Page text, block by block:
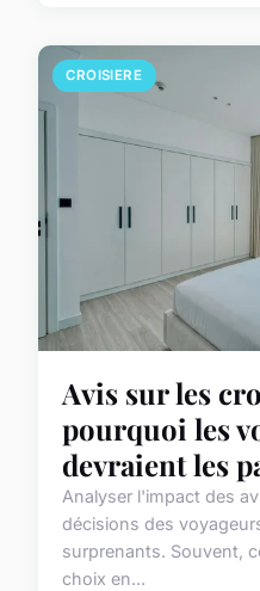
CROISIERE
Avis sur les
pourquoi les
devraient les
Analyser l'impact des
décisions des
surprenants. Souvent,
choix en...